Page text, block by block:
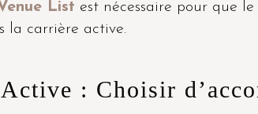
List est nécessaire pour que
la carrière active.
: Choisir